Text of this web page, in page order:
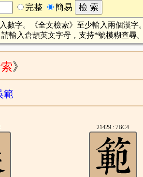
完整 簡易
數字。《全文檢索》至少輸入兩個漢字。
輸入倉頡英文字母，支持*號模糊查尋。
》
範
21429 : 7BC4